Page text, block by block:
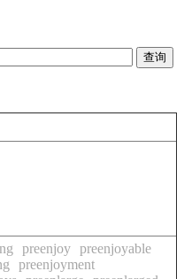
preenjoy preenjoyable
preenjoyment